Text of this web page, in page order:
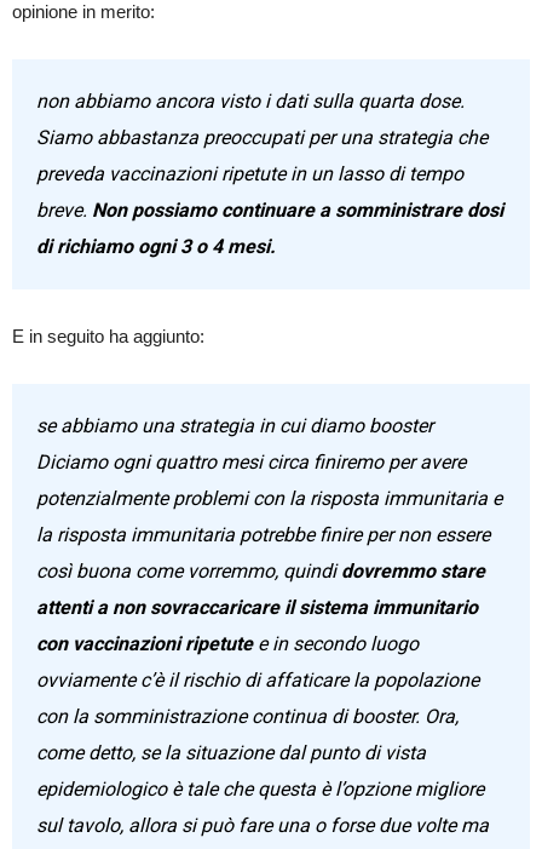
opinione in merito:
non abbiamo ancora visto i dati sulla quarta dose.
Siamo abbastanza preoccupati per una strategia che
preveda vaccinazioni ripetute in un lasso di tempo
breve. Non possiamo continuare a somministrare dosi
di richiamo ogni 3 o 4 mesi.
E in seguito ha aggiunto:
se abbiamo una strategia in cui diamo booster
Diciamo ogni quattro mesi circa finiremo per avere
potenzialmente problemi con la risposta immunitaria e
la risposta immunitaria potrebbe finire per non essere
così buona come vorremmo, quindidovremmo stare
attenti a non sovraccaricare il sistema immunitario
con vaccinazioni ripetutee in secondo luogo
ovviamente c’è il rischio di affaticare la popolazione
con la somministrazione continua di booster. Ora,
come detto, se la situazione dal punto di vista
epidemiologico è tale che questa è l’opzione migliore
sul tavolo, allora si può fare una o forse due volte ma